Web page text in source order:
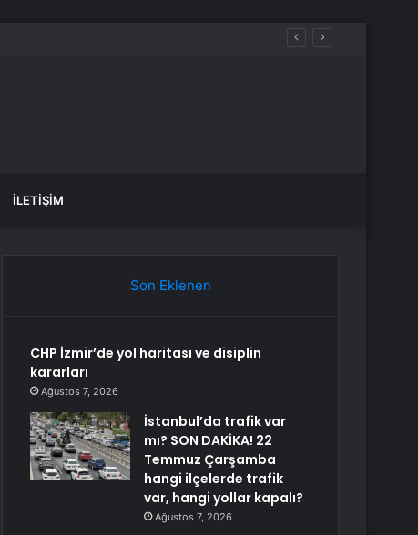
var, hangi yollar kapalı?
İLETIŞIM
Son Eklenen
CHP İzmir’de yol haritası ve disiplin
kararları
Ağustos 7, 2026
İstanbul’da trafik var
mı? SON DAKİKA! 22
Temmuz Çarşamba
hangi ilçelerde trafik
var, hangi yollar kapalı?
Ağustos 7, 2026